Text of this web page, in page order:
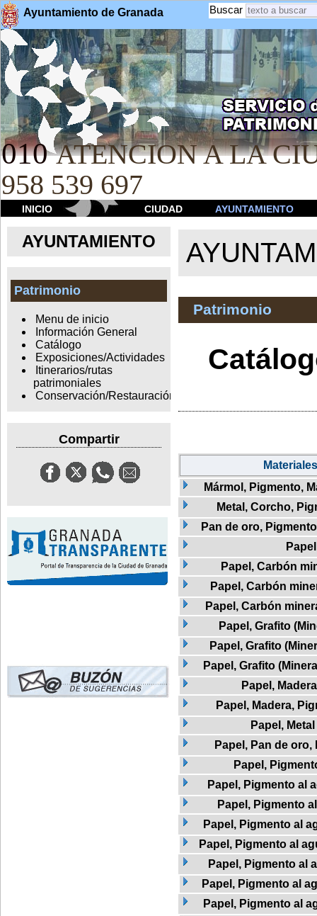
Ayuntamiento de Granada Buscar
010 ATENCION A LA
958 539 697
INICIO CIUDAD AYUNTAMIENTO
AYUNTAMIENTO
Patrimonio
Menu de inicio
Información General
Catálogo
Exposiciones/Actividades
Itinerarios/rutas
patrimoniales
Conservación/Restauración
Compartir
Patrimonio
Materiales
Mármol, Pigmento,
Metal, Corcho,
Pan de oro,
Papel
Papel, Carbón
Papel, Carbón
Papel, Carbón
Papel, Grafito
Papel, Grafito
Papel, Grafito
Papel, Madera
Papel, Madera,
Papel, Metal
Papel, Pan de oro,
Papel,
Papel, Pigmento al
Papel, Pigmento
Papel, Pigmento al
Papel, Pigmento al
Papel, Pigmento al
Papel, Pigmento al
Papel, Pigmento al